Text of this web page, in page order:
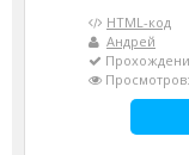
HTML-код
Андрей